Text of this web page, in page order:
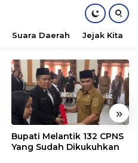
Suara Daerah Jejak Kita
»
Bupati Melantik 132 CPNS
Yang Sudah Dikukuhkan